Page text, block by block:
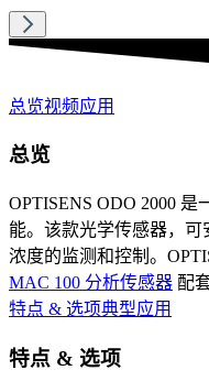
总览视频应用
总览
OPTISENS ODO 2000
能。该款光学传感器，
浓度的监测和控制。
MAC 100 分析传感器 配
特点 & 选项典型应用
特点 & 选项